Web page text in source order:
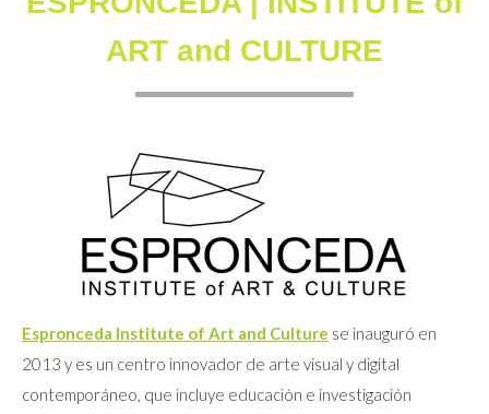
ART and CULTURE
Espronceda Institute of Art and Culture se inauguró en
2013 y es un centro innovador de arte visual y digital
contemporáneo, que incluye educación e investigación